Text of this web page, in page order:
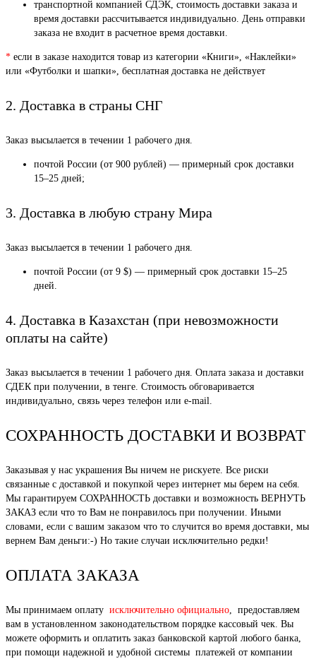
транспортной компанией СДЭК, стоимость доставки заказа и
время доставки рассчитывается индивидуально. День отправки
заказа не входит в расчетное время доставки.
* если в заказе находится товар из категории «Книги», «Наклейки»
или «Футболки и шапки», бесплатная доставка не действует
2. Доставка в страны СНГ
Заказ высылается в течении 1 рабочего дня.
почтой России (от 900 рублей) — примерный срок доставки
15–25 дней;
3. Доставка в любую страну Мира
Заказ высылается в течении 1 рабочего дня.
почтой России (от 9 $) — примерный срок доставки 15–25
дней.
4. Доставка в Казахстан (при невозможности
оплаты на сайте)
Заказ высылается в течении 1 рабочего дня. Оплата заказа и доставки
СДЕК при получении, в тенге. Стоимость обговаривается
индивидуально, связь через телефон или e-mail.
СОХРАННОСТЬ ДОСТАВКИ И ВОЗВРАТ
Заказывая у нас украшения Вы ничем не рискуете. Все риски
связанные с доставкой и покупкой через интернет мы берем на себя.
Мы гарантируем СОХРАННОСТЬ доставки и возможность ВЕРНУТЬ
ЗАКАЗ если что то Вам не понравилось при получении. Иными
словами, если с вашим заказом что то случится во время доставки, мы
вернем Вам деньги:-) Но такие случаи исключительно редки!
ОПЛАТА ЗАКАЗА
Мы принимаем оплату исключительно официально, предоставляем
вам в установленном законодательством порядке кассовый чек. Вы
можете оформить и оплатить заказ банковской картой любого банка,
при помощи надежной и удобной системы платежей от компании